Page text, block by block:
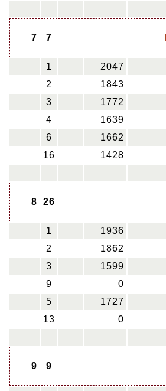
7 7
1 2047
2
1843
3
1772
4
1639
6
1662
16
1428
8 26
1 1936
2
1862
3
1599
9
0
5
1727
13
0
9 9